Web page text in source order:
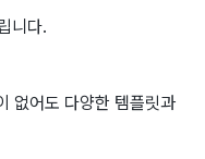
니다.
없어도 다양한 템플릿과